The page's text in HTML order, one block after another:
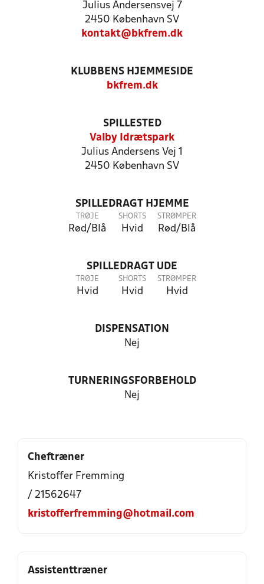
Julius Andersensvej 7
2450 København SV
kontakt@bkfrem.dk
KLUBBENS HJEMMESIDE
bkfrem.dk
SPILLESTED
Valby Idrætspark
Julius Andersens Vej 1
2450 København SV
SPILLEDRAGT HJEMME
TRØJE
Rød/Blå
SHORTS
Hvid
STRØMPER
Rød/Blå
SPILLEDRAGT UDE
TRØJE
Hvid
SHORTS
Hvid
STRØMPER
Hvid
DISPENSATION
Nej
TURNERINGSFORBEHOLD
Nej
Cheftræner
Kristoffer Fremming
/ 21562647
kristofferfremming@hotmail.com
Assistenttræner